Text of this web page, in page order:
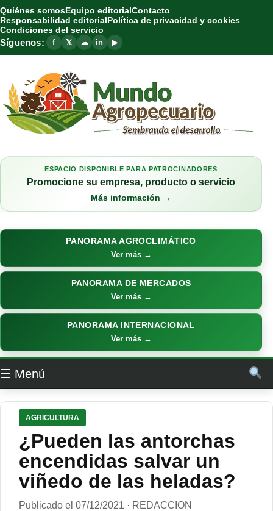
Quiénes somosEquipo editorialContacto
Responsabilidad editorialPolítica de privacidad y cookies
Condiciones del servicio
Síguenos: f 𝕏 ☁ in ▶
ESPACIO DISPONIBLE PARA PATROCINADORES
Promocione su empresa, producto o servicio
Más información →
PANORAMA AGROCLIMÁTICO
Ver más →
PANORAMA DE MERCADOS
Ver más →
PANORAMA INTERNACIONAL
Ver más →
☰ Menú
AGRICULTURA
¿Pueden las antorchas
encendidas salvar un
viñedo de las heladas?
Publicado el 07/12/2021 · REDACCION